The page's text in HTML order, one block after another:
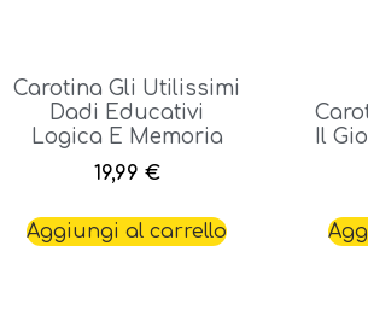
Carotina Gli Utilissimi
Dadi Educativi
Logica E Memoria
19,99 €
Aggiungi al carrello
Il